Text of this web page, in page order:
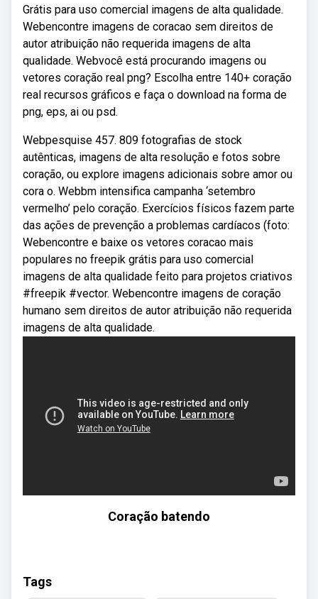
Grátis para uso comercial imagens de alta qualidade.
Webencontre imagens de coracao sem direitos de
autor atribuição não requerida imagens de alta
qualidade. Webvocê está procurando imagens ou
vetores coração real png? Escolha entre 140+ coração
real recursos gráficos e faça o download na forma de
png, eps, ai ou psd.
Webpesquise 457. 809 fotografias de stock
autênticas, imagens de alta resolução e fotos sobre
coração, ou explore imagens adicionais sobre amor ou
cora o. Webbm intensifica campanha ‘setembro
vermelho’ pelo coração. Exercícios físicos fazem parte
das ações de prevenção a problemas cardíacos (foto:
Webencontre e baixe os vetores coracao mais
populares no freepik grátis para uso comercial
imagens de alta qualidade feito para projetos criativos
#freepik #vector. Webencontre imagens de coração
humano sem direitos de autor atribuição não requerida
imagens de alta qualidade.
Coração batendo
Tags